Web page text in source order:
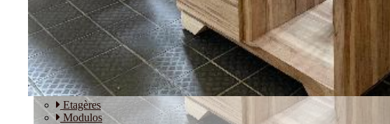
Etagères
Modulos